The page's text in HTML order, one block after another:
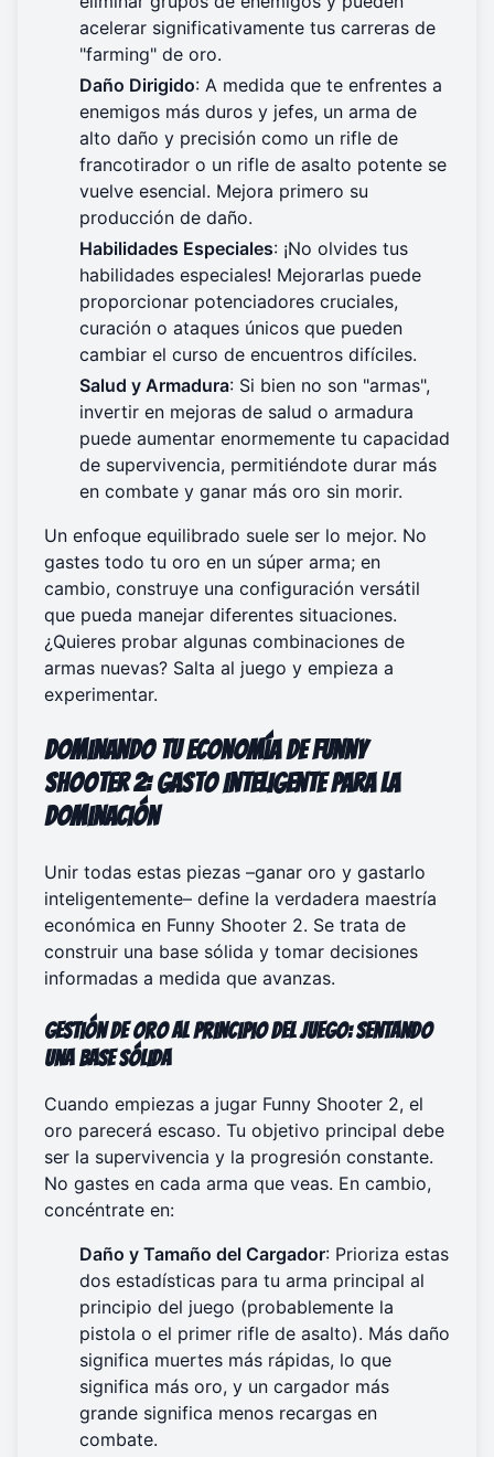
acelerar significativamente tus carreras de
"farming" de oro.
Daño Dirigido: A medida que te enfrentes a
enemigos más duros y jefes, un arma de
alto daño y precisión como un rifle de
francotirador o un rifle de asalto potente se
vuelve esencial. Mejora primero su
producción de daño.
Habilidades Especiales: ¡No olvides tus
habilidades especiales! Mejorarlas puede
proporcionar potenciadores cruciales,
curación o ataques únicos que pueden
cambiar el curso de encuentros difíciles.
Salud y Armadura: Si bien no son "armas",
invertir en mejoras de salud o armadura
puede aumentar enormemente tu capacidad
de supervivencia, permitiéndote durar más
en combate y ganar más oro sin morir.
Un enfoque equilibrado suele ser lo mejor. No
gastes todo tu oro en un súper arma; en
cambio, construye una configuración versátil
que pueda manejar diferentes situaciones.
¿Quieres probar algunas combinaciones de
armas nuevas? Salta al juego y empieza a
experimentar.
Dominando Tu Economía de Funny
Shooter 2: Gasto Inteligente para la
Dominación
Unir todas estas piezas –ganar oro y gastarlo
inteligentemente– define la verdadera maestría
económica en Funny Shooter 2. Se trata de
construir una base sólida y tomar decisiones
informadas a medida que avanzas.
Gestión de Oro al Principio del Juego: Sentando
una Base Sólida
Cuando empiezas a jugar Funny Shooter 2, el
oro parecerá escaso. Tu objetivo principal debe
ser la supervivencia y la progresión constante.
No gastes en cada arma que veas. En cambio,
concéntrate en:
Daño y Tamaño del Cargador: Prioriza estas
dos estadísticas para tu arma principal al
principio del juego (probablemente la
pistola o el primer rifle de asalto). Más daño
significa muertes más rápidas, lo que
significa más oro, y un cargador más
grande significa menos recargas en
combate.